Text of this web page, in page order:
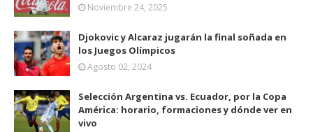
Noviembre 24, 2025
Djokovic y Alcaraz jugarán la final soñada en
los Juegos Olímpicos
Agosto 02, 2024
Selección Argentina vs. Ecuador, por la Copa
América: horario, formaciones y dónde ver en
vivo